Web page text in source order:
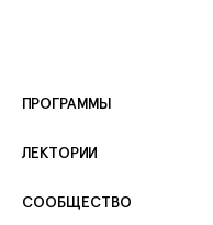
ПРОГРАММЫ
ЛЕКТОРИИ
СООБЩЕСТВО